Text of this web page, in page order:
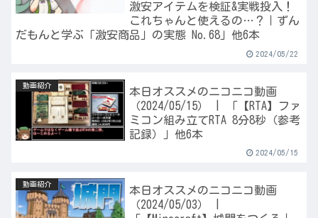
激安アイテムを検証&実戦投入！
これちゃんと使えるの…？｜ずん
だもんと学ぶ「激安商品」の実態 No.68」他6本
2024/05/22
動画紹介
本日オススメのニコニコ動画
（2024/05/15） | 「【RTA】ファ
ミコン組み立てRTA 8分8秒（参考
記録）」他6本
2024/05/15
動画紹介
本日オススメのニコニコ動画
（2024/05/03） |